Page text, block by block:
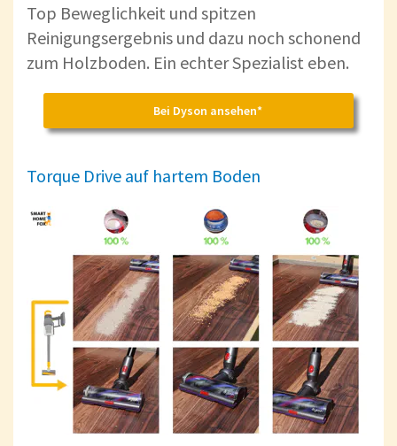
Top Beweglichkeit und spitzen
Reinigungsergebnis und dazu noch schonend
zum Holzboden. Ein echter Spezialist eben.
Bei Dyson ansehen*
Torque Drive auf hartem Boden